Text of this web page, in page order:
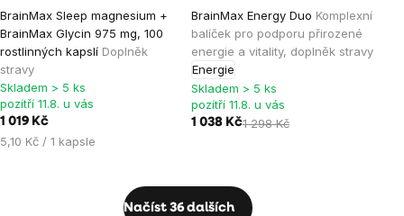
BrainMax Sleep magnesium +
BrainMax Glycin 975 mg, 100
rostlinných kapslí Doplněk
stravy
hodnocení
produktu
je
5,0
z
Skladem > 5 ks
pozítří 11.8. u vás
1 019 Kč
Měrná
5,10 Kč / 1 kapsle
BrainMax Energy Duo Komplexní
balíček pro podporu přirozené
energie a vitality, doplněk stravy
Energie
hodnocení
produktu
je
5,0
z
Skladem > 5 ks
pozítří 11.8. u vás
1 038 Kč1 298 Kč
Ovládací
Načíst 36 dalších